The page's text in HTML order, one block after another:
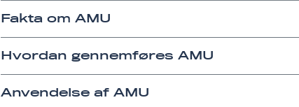
Fakta om AMU
Hvordan gennemføres AMU
Anvendelse af AMU